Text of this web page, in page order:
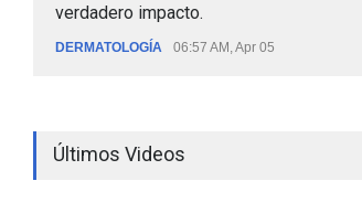
verdadero impacto.
DERMATOLOGÍA 06:57 AM, Apr 05
Últimos Videos